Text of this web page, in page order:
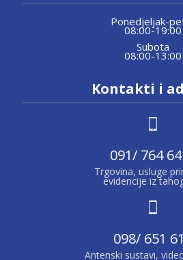
Ponedjeljak-
08:00-19:00
Subota
08:00-13:00
Kontakti i
091/ 764
Trgovina, usluge
evidencije iz
098/ 651
Antenski sustavi,